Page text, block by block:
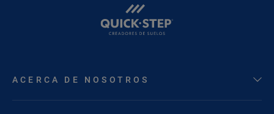
ACERCA DE NOSOTROS